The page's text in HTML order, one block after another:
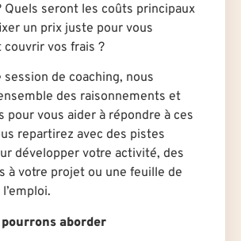
Quels seront les coûts principaux
un prix juste pour vous
vos frais ?
de coaching, nous
des raisonnements et
pour vous aider à répondre à ces
repartirez avec des pistes
développer votre activité, des
à votre projet ou une feuille de
pourrons aborder